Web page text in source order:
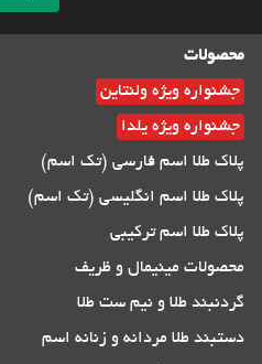
محصولات
جشنواره ویژه ولنتاین
جشنواره ویژه یلدا
پلاک طلا اسم فارسی (تک اسم)
پلاک طلا اسم انگلیسی (تک اسم)
پلاک طلا اسم ترکیبی
محصولات مینیمال و ظریف
گردنبند طلا و نیم ست طلا
دستبند طلا مردانه و زنانه اسم